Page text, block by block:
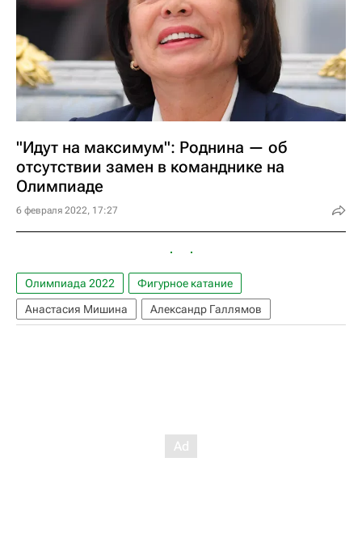
"Идут на максимум": Роднина — об
отсутствии замен в команднике на
Олимпиаде
6 февраля 2022, 17:27
Олимпиада 2022
Фигурное катание
Анастасия Мишина
Александр Галлямов